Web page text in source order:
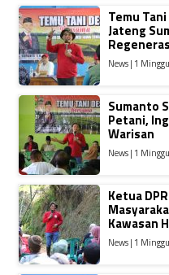
Temu
Jateng
News | 1
Sumanto
Petani,
Warisan
News | 1
Ketua
Kawasan
News | 1